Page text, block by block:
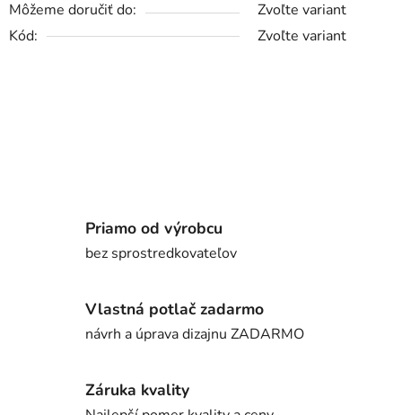
Môžeme doručiť do:
Zvoľte variant
Kód:
Zvoľte variant
Priamo od výrobcu
bez sprostredkovateľov
Vlastná potlač zadarmo
návrh a úprava dizajnu ZADARMO
Záruka kvality